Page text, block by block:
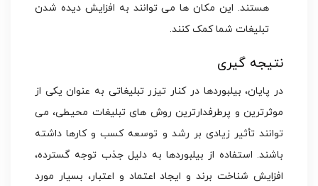
هستند. این مکان ها می توانند به افزایش دیده شدن
تبلیغات شما کمک کنند.
نتیجه گیری
در پایان، بیلبوردها در کنار تیزر تبلیغاتی به عنوان یکی از
موثرترین و پرطرفدارترین روش های تبلیغات محیطی، می
توانند تأثیر زیادی بر رشد و توسعه کسب و کارها داشته
باشند. استفاده از بیلبوردها به دلیل جذب توجه گسترده،
افزایش شناخت برند و ایجاد اعتماد و اعتبار، بسیار مورد